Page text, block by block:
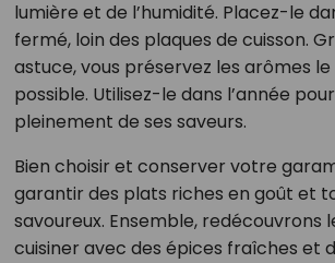
lumière et de l’humidité. Placez-le
fermé, loin des plaques de cuisson.
astuce, vous préservez les arômes
possible. Utilisez-le dans l’année
pleinement de ses saveurs.
Bien choisir et conserver votre
garantir des plats riches en goût et
savoureux. Ensemble, redécouvrons
cuisiner avec des épices fraîches et